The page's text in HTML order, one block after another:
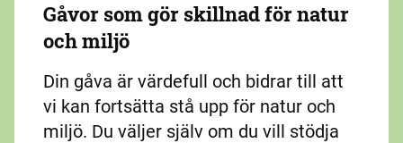
Gåvor som gör skillnad för natur
och miljö
Din gåva är värdefull och bidrar till att
vi kan fortsätta stå upp för natur och
miljö. Du väljer själv om du vill stödja